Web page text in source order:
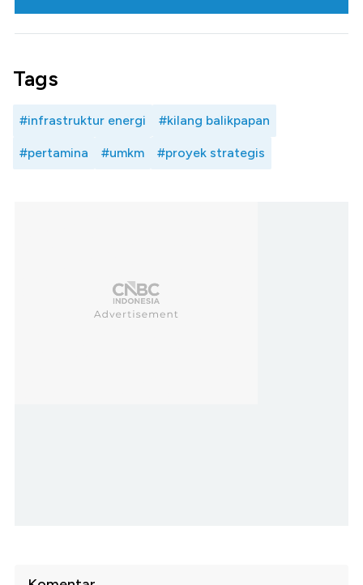
Tags
#infrastruktur energi #kilang balikpapan
#pertamina #umkm #proyek strategis